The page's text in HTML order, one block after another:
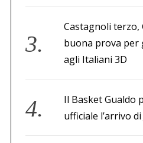
Castagnoli
buona prova per
agli Italiani 3D
Il Basket Gualdo
ufficiale l’arrivo